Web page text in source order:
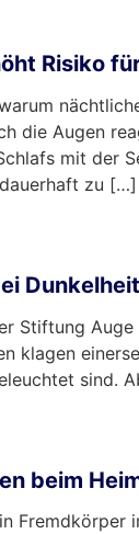
Risiko
die Augen
mit der
zu […]
Stiftung Auge
klagen
sind.
beim
Fremdkörper